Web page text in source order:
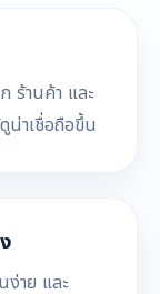
ร้านค้า และ
าเชื่อถือขึ้น
ง่าย และ